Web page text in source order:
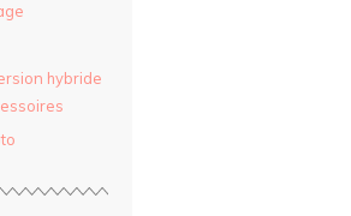
hybride